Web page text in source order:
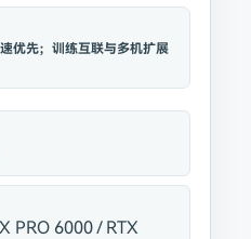
优先；训练互联与多机扩展
PRO 6000 / RTX